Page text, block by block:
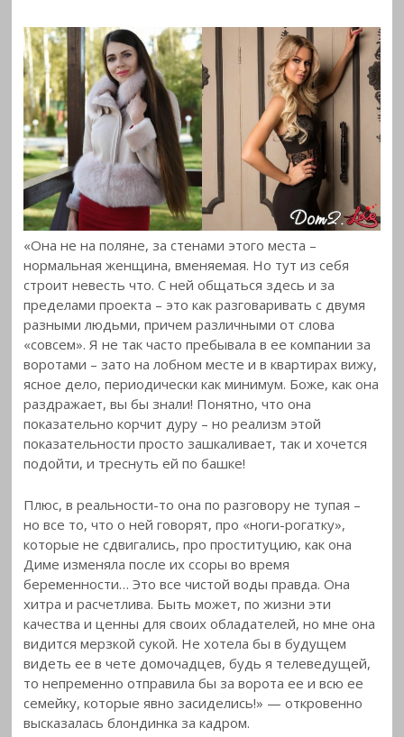
«Она не на поляне, за стенами этого места –
нормальная женщина, вменяемая. Но тут из себя
строит невесть что. С ней общаться здесь и за
пределами проекта – это как разговаривать с двумя
разными людьми, причем различными от слова
«совсем». Я не так часто пребывала в ее компании за
воротами – зато на лобном месте и в квартирах вижу,
ясное дело, периодически как минимум. Боже, как она
раздражает, вы бы знали! Понятно, что она
показательно корчит дуру – но реализм этой
показательности просто зашкаливает, так и хочется
подойти, и треснуть ей по башке!
Плюс, в реальности-то она по разговору не тупая –
но все то, что о ней говорят, про «ноги-рогатку»,
которые не сдвигались, про проституцию, как она
Диме изменяла после их ссоры во время
беременности… Это все чистой воды правда. Она
хитра и расчетлива. Быть может, по жизни эти
качества и ценны для своих обладателей, но мне она
видится мерзкой сукой. Не хотела бы в будущем
видеть ее в чете домочадцев, будь я телеведущей,
то непременно отправила бы за ворота ее и всю ее
семейку, которые явно засиделись!» — откровенно
высказалась блондинка за кадром.